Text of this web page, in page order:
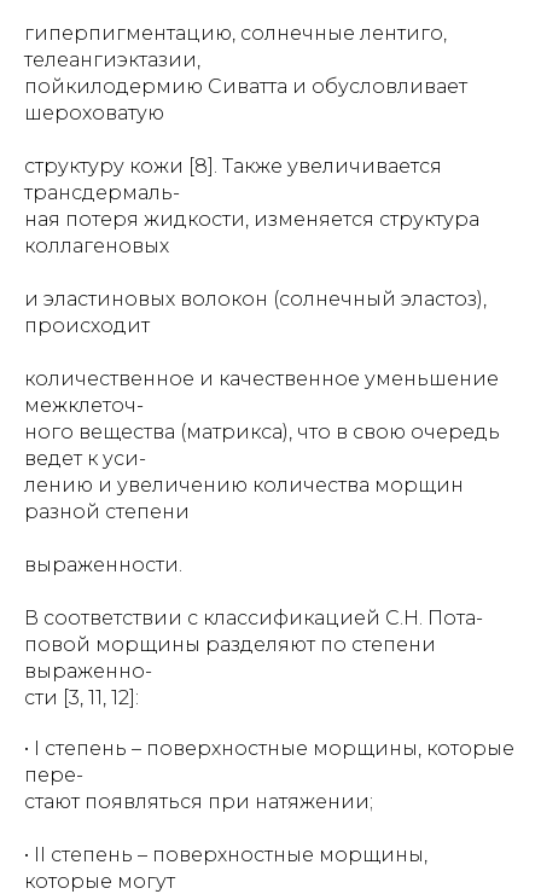
гиперпигментацию, солнечные лентиго,
телеангиэктазии,
пойкилодермию Сиватта и обусловливает
шероховатую
структуру кожи [8]. Также увеличивается
трансдермаль-
ная потеря жидкости, изменяется структура
коллагеновых
и эластиновых волокон (солнечный эластоз),
происходит
количественное и качественное уменьшение
межклеточ-
ного вещества (матрикса), что в свою очередь
ведет к уси-
лению и увеличению количества морщин
разной степени
выраженности.
В соответствии с классификацией С.Н. Пота-
повой морщины разделяют по степени
выраженно-
сти [3, 11, 12]:
• I степень – поверхностные морщины, которые
пере-
стают появляться при натяжении;
• II степень – поверхностные морщины,
которые могут